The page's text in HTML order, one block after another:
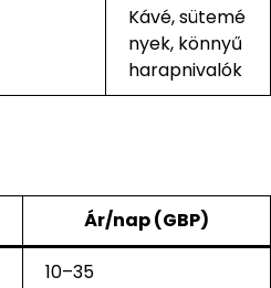
Kávé, sütemé
nyek, könnyű
harapnivalók
Ár/nap (GBP)
10–35